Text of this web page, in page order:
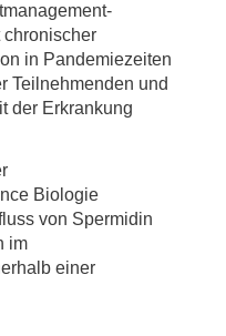
chronischer
in Pandemiezeiten
Teilnehmenden und
der Erkrankung
Biologie
von Spermidin
im
einer